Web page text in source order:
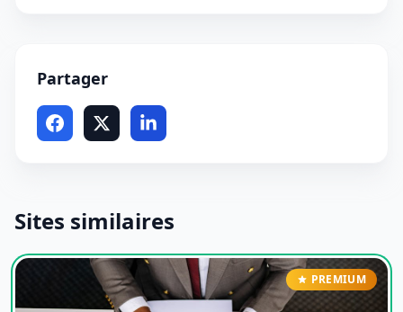
Partager
Sites similaires
PREMIUM